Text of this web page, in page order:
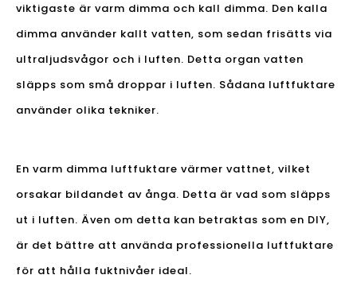
viktigaste är varm dimma och kall dimma. Den kalla
dimma använder kallt vatten, som sedan frisätts via
ultraljudsvågor och i luften. Detta organ vatten
släpps som små droppar i luften. Sådana luftfuktare
använder olika tekniker.
En varm dimma luftfuktare värmer vattnet, vilket
orsakar bildandet av ånga. Detta är vad som släpps
ut i luften. Även om detta kan betraktas som en DIY,
är det bättre att använda professionella luftfuktare
för att hålla fuktnivåer ideal.